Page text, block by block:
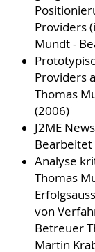
Providers
Mundt -
Providers
Thomas
(2006)
J2ME
Bearbeitet
Analyse
Thomas
von
Betreuer
Martin